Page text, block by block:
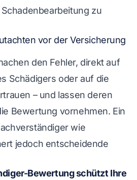
zu
vor der Versicherung
den Fehler, direkt auf
Schädigers oder auf die
– und lassen deren
Bewertung vornehmen. Ein
wie
jedoch entscheidende
Bewertung schützt Ihre